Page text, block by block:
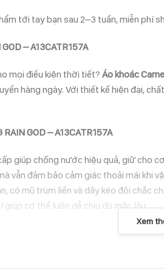
tới tay bạn sau 2–3 tuần, miễn phí
– A13CATR157A
mọi điều kiện thời tiết? Áo khoác
hàng ngày. Với thiết kế hiện đại,
GOD – A13CATR157A
giúp chống nước hiệu quả, giữ cho
vẫn đảm bảo cảm giác thoải mái khi
có mũ trùm liền và dây kéo đôi chắc
giúp cơ thể luôn dễ chịu dù mặc lâu.
đạp xe, du lịch và sử dụng hàng ngày
năng chống nước, giữ ấm, bạn nên
Xem